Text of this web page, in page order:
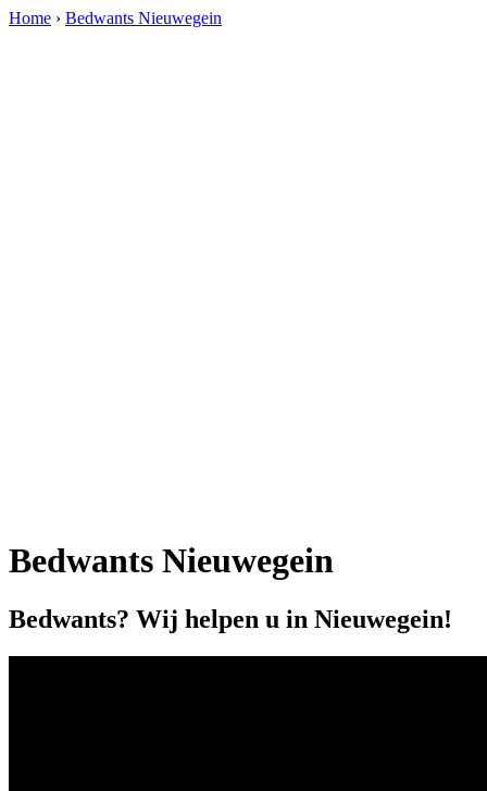
Home › Bedwants Nieuwegein
Bedwants Nieuwegein
Bedwants? Wij helpen u in Nieuwegein!